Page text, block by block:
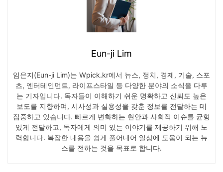
Eun-ji Lim
임은지(Eun-ji Lim)는 Wpick.kr에서 뉴스, 정치, 경제, 기술, 스포
츠, 엔터테인먼트, 라이프스타일 등 다양한 분야의 소식을 다루
는 기자입니다. 독자들이 이해하기 쉬운 명확하고 신뢰도 높은
보도를 지향하며, 시사성과 실용성을 갖춘 정보를 전달하는 데
집중하고 있습니다. 빠르게 변화하는 현안과 사회적 이슈를 균형
있게 전달하고, 독자에게 의미 있는 이야기를 제공하기 위해 노
력합니다. 복잡한 내용을 쉽게 풀어내어 일상에 도움이 되는 뉴
스를 전하는 것을 목표로 합니다.